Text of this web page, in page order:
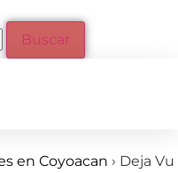
Buscar
en Coyoacan › Deja Vu